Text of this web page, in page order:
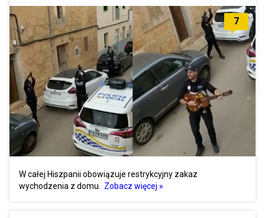
7
W całej Hiszpanii obowiązuje restrykcyjny zakaz
wychodzenia z domu.
Zobacz więcej »